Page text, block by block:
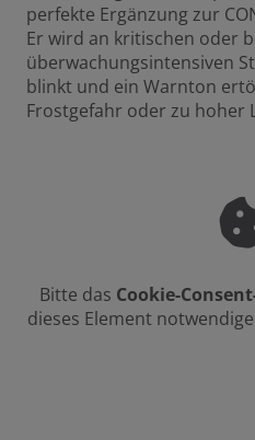
perfekte Ergänzung zur
Er wird an kritischen oder
überwachungsintensiven
blinkt und ein Warnton
Frostgefahr oder zu hoher
Bitte das Cookie-
dieses Element